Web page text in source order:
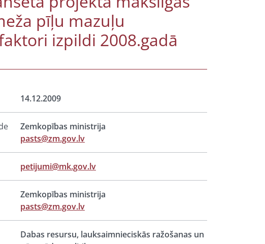
pīļu mazuļu
izpildi 2008.gadā
14.12.2009
Zemkopības ministrija
pasts@zm.gov.lv
petijumi@mk.gov.lv
Zemkopības ministrija
pasts@zm.gov.lv
Dabas resursu, lauksaimnieciskās ražošanas un